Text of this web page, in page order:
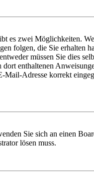
es zwei Möglichkeiten.
folgen, die Sie erhalten
müssen Sie dies
enthaltenen
Adresse korrekt
Sie sich an einen
lösen muss.